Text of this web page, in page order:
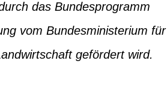
das Bundesprogramm
vom Bundesministerium für
gefördert wird.